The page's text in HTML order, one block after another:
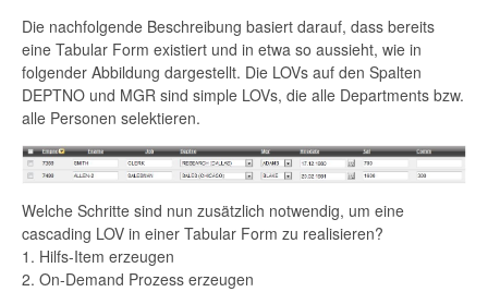
Die nachfolgende Beschreibung basiert darauf, dass bereits
eine Tabular Form existiert und in etwa so aussieht, wie in
folgender Abbildung dargestellt. Die LOVs auf den Spalten
DEPTNO und MGR sind simple LOVs, die alle Departments bzw.
alle Personen selektieren.
Welche Schritte sind nun zusätzlich notwendig, um eine
cascading LOV in einer Tabular Form zu realisieren?
1. Hilfs-Item erzeugen
2. On-Demand Prozess erzeugen